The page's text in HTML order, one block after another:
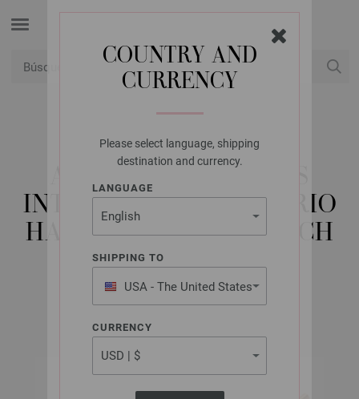
COUNTRY AND
CURRENCY
Please select language, shipping
destination and currency.
LANGUAGE
SHIPPING TO
USA - The United States
of America
CURRENCY
LANA GROSSA
AGUJAS CIRCULARES
INTERCAMBIABLES VARIO
HAYA (TANJA STEINBACH
EDITION) NO. 6,0